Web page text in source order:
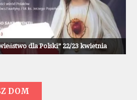
dla Polski” 22/23 kwietnia
DOM